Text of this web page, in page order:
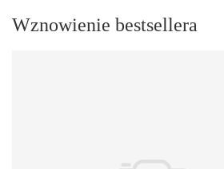
Wznowienie bestsellera